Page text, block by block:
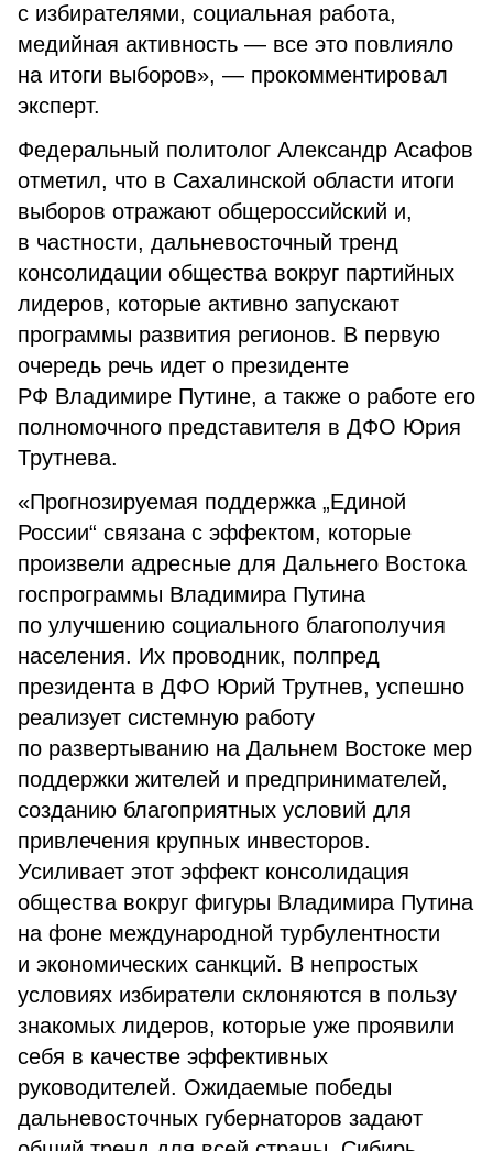
с избирателями, социальная работа,
медийная активность — все это повлияло
на итоги выборов», — прокомментировал
эксперт.
Федеральный политолог Александр Асафов
отметил, что в Сахалинской области итоги
выборов отражают общероссийский и,
в частности, дальневосточный тренд
консолидации общества вокруг партийных
лидеров, которые активно запускают
программы развития регионов. В первую
очередь речь идет о президенте
РФ Владимире Путине, а также о работе его
полномочного представителя в ДФО Юрия
Трутнева.
«Прогнозируемая поддержка „Единой
России“ связана с эффектом, которые
произвели адресные для Дальнего Востока
госпрограммы Владимира Путина
по улучшению социального благополучия
населения. Их проводник, полпред
президента в ДФО Юрий Трутнев, успешно
реализует системную работу
по развертыванию на Дальнем Востоке мер
поддержки жителей и предпринимателей,
созданию благоприятных условий для
привлечения крупных инвесторов.
Усиливает этот эффект консолидация
общества вокруг фигуры Владимира Путина
на фоне международной турбулентности
и экономических санкций. В непростых
условиях избиратели склоняются в пользу
знакомых лидеров, которые уже проявили
себя в качестве эффективных
руководителей. Ожидаемые победы
дальневосточных губернаторов задают